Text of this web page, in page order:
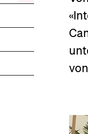
das
Zentren